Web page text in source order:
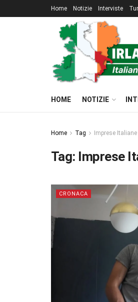
Home Notizie Interviste
HOME NOTIZIE
Home Tag Imprese
Tag: Imprese
CRONACA